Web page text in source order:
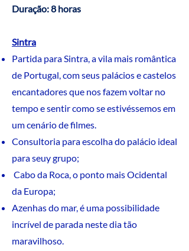
Duração: 8 horas
Sintra
Partida para Sintra, a vila mais romântica
de Portugal, com seus palácios e castelos
encantadores que nos fazem voltar no
tempo e sentir como se estivéssemos em
um cenário de filmes.
Consultoria para escolha do palácio ideal
para seuy grupo;
Cabo da Roca, o ponto mais Ocidental
da Europa;
Azenhas do mar, é uma possibilidade
incrível de parada neste dia tão
maravilhoso.